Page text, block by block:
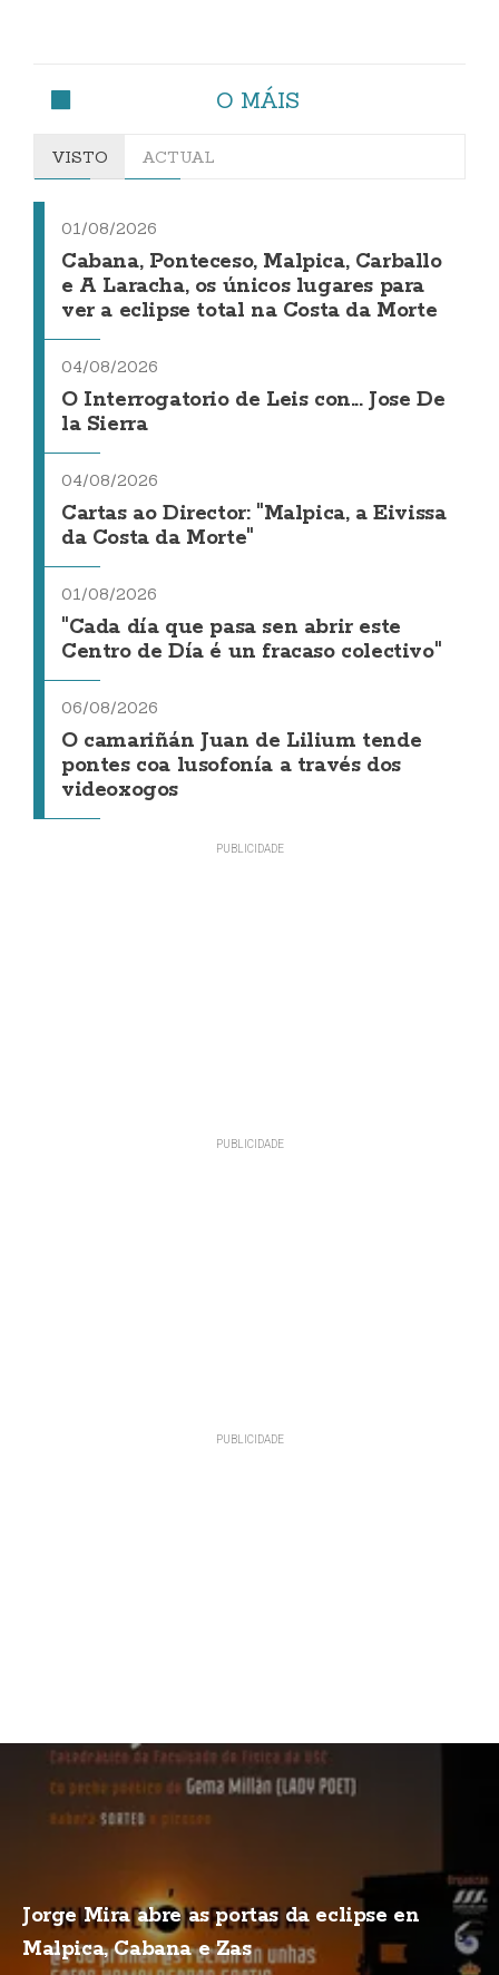
O MÁIS
VISTO ACTUAL
01/08/2026
Cabana, Ponteceso, Malpica, Carballo
e A Laracha, os únicos lugares para
ver a eclipse total na Costa da Morte
04/08/2026
O Interrogatorio de Leis con... Jose De
la Sierra
04/08/2026
Cartas ao Director: "Malpica, a Eivissa
da Costa da Morte"
01/08/2026
"Cada día que pasa sen abrir este
Centro de Día é un fracaso colectivo"
06/08/2026
O camariñán Juan de Lilium tende
pontes coa lusofonía a través dos
videoxogos
Jorge Mira abre as portas da eclipse en
Malpica, Cabana e Zas